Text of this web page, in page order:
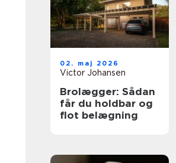
02. maj 2026
Victor Johansen
Brolægger: Sådan
får du holdbar og
flot belægning